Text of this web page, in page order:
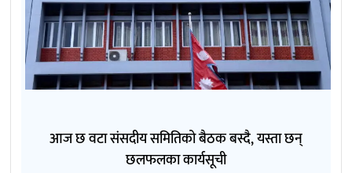
आज छ वटा संसदीय समितिको बैठक बस्दै, यस्ता छन्
छलफलका कार्यसूची